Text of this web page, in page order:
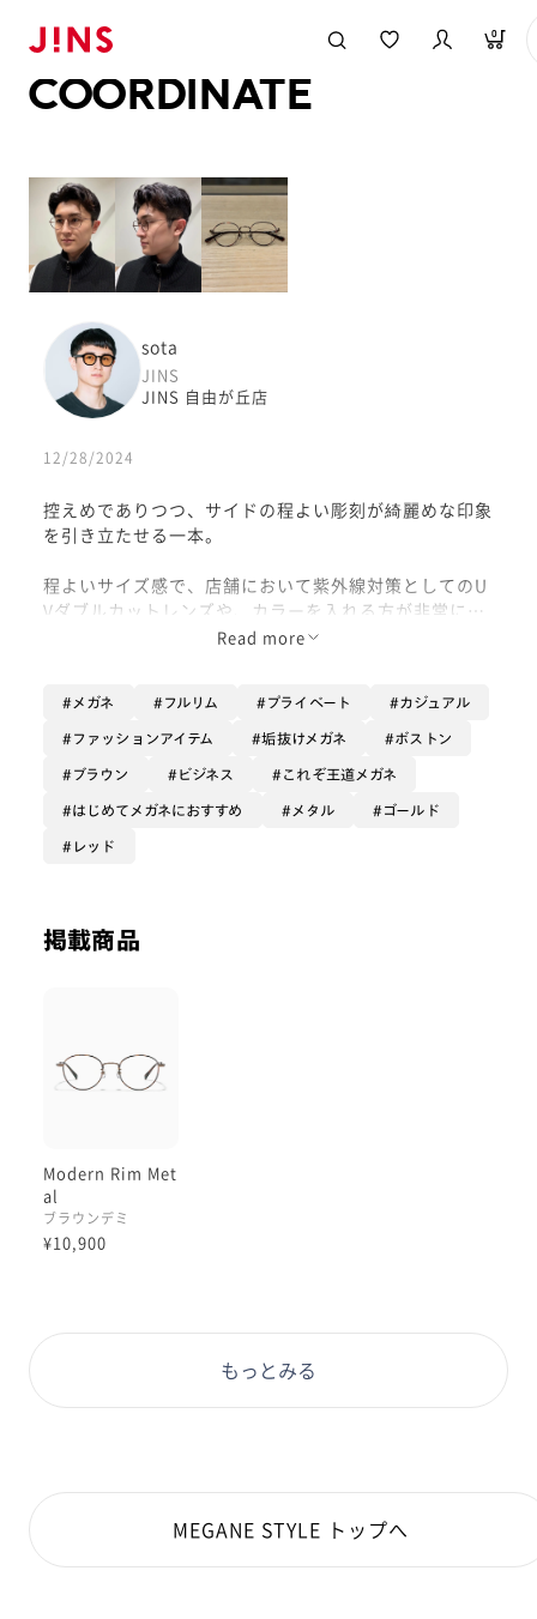
0
COORDINATE
sota
JINS
JINS 自由が丘店
12/28/2024
控えめでありつつ、サイドの程よい彫刻が綺麗めな印象
を引き立たせる一本。
程よいサイズ感で、店舗において紫外線対策としてのU
Vダブルカットレンズや、カラーを入れる方が非常に多
是非お試しください！
着用カラー : ブラウンデミ
Read more
メガネ フルリム プライベート カジュアル
ファッションアイテム 垢抜けメガネ ボストン
ブラウン ビジネス これぞ王道メガネ
はじめてメガネにおすすめ メタル ゴールド
レッド
掲載商品
Modern Rim Met
al
ブラウンデミ
¥10,900
もっとみる
MEGANE STYLE トップへ